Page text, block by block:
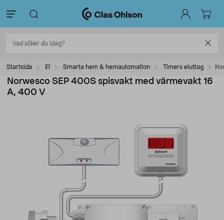
Startsida El Smarta hem & hemautomation Timers eluttag
Norwesco SEP 400S spisvakt med värmevakt 16
A, 400 V